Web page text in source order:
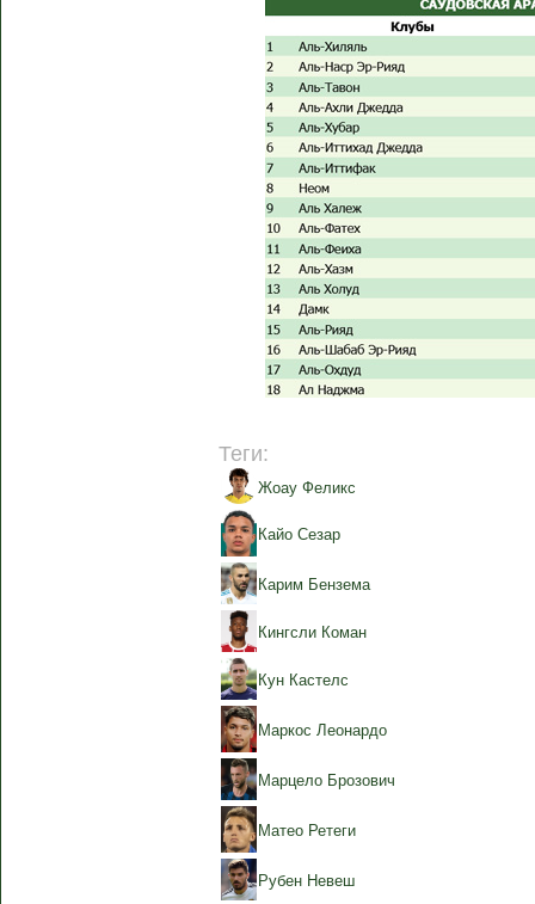
Теги:
Жоау Феликс
Кайо Сезар
Карим Бензема
Кингсли Коман
Кун Кастелс
Маркос Леонардо
Марцело Брозович
Матео Ретеги
Рубен Невеш